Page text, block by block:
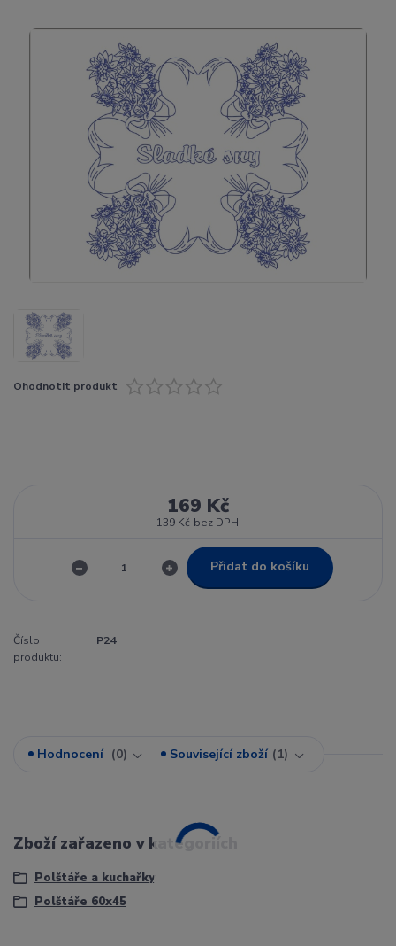
Ohodnotit produkt
169 Kč
139 Kč bez DPH
Přidat do košíku
Číslo
produktu:
P24
Hodnocení 0 Související zboží 1
Zboží zařazeno v kategoriích
Polštáře a kuchařky
Polštáře 60x45